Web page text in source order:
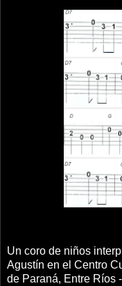
Un coro de niños
Agustín en el Centro
de Paraná, Entre Ríos